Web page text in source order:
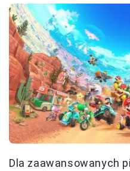
Dla zaawansowanych